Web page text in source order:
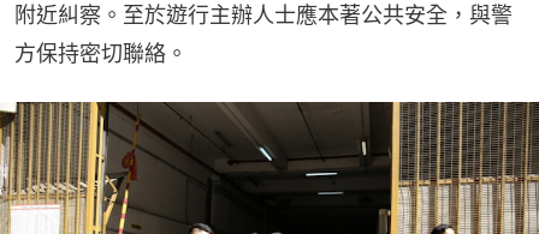
附近糾察。至於遊行主辦人士應本著公共安全，與警
方保持密切聯絡。